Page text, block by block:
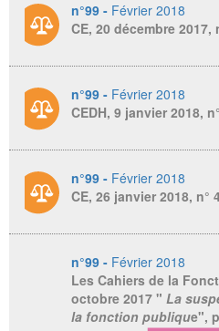
n°99 - Février 2018
CE, 20 décembre 2017,
n°99 - Février 2018
CEDH, 9 janvier 2018,
n°99 - Février 2018
CE, 26 janvier 2018, n°
n°99 - Février 2018
Les Cahiers de la
octobre 2017 " La
la fonction publique",